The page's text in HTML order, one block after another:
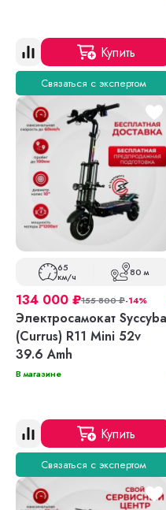
Купить
Связаться с экспертом
65
км/ч 80 м
134 000 ₽155 800₽-14%
Электросамокат Syccyba
(Currus) R11 Mini 52v
39.6 Amh
В магазине
Купить
Связаться с экспертом